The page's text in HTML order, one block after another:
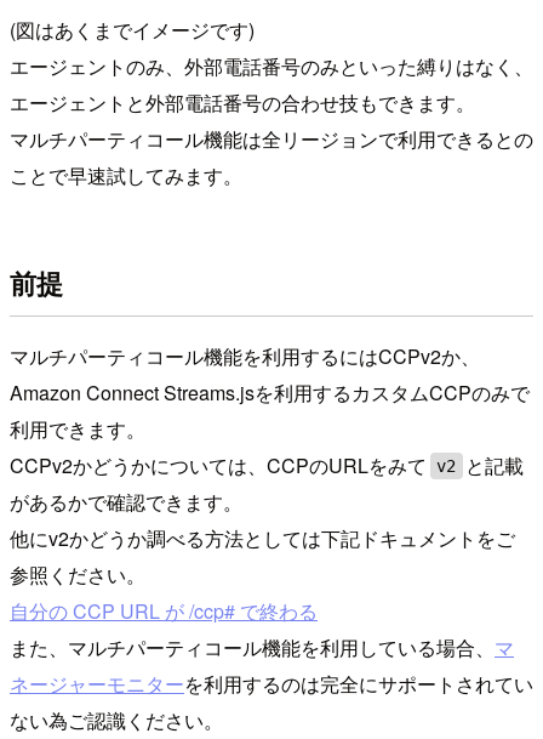
(図はあくまでイメージです)
エージェントのみ、外部電話番号のみといった縛りはなく、
エージェントと外部電話番号の合わせ技もできます。
マルチパーティコール機能は全リージョンで利用できるとの
ことで早速試してみます。
前提
マルチパーティコール機能を利用するにはCCPv2か、
Amazon Connect Streams.jsを利用するカスタムCCPのみで
利用できます。
CCPv2かどうかについては、CCPのURLをみて
v2
と記載
があるかで確認できます。
他にv2かどうか調べる方法としては下記ドキュメントをご
参照ください。
自分の CCP URL が /ccp# で終わる
また、マルチパーティコール機能を利用している場合、 マ
ネージャーモニターを利用するのは完全にサポートされてい
ない為ご認識ください。